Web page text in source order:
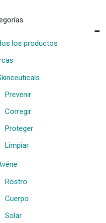
los productos
Prevenir
Corregir
Proteger
Limpiar
Rostro
Cuerpo
Solar